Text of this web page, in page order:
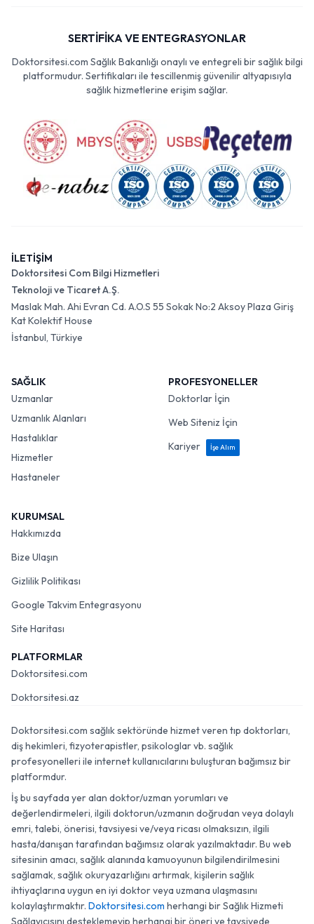
SERTİFİKA VE ENTEGRASYONLAR
Doktorsitesi.com Sağlık Bakanlığı onaylı ve entegreli bir sağlık bilgi
platformudur. Sertifikaları ile tescillenmiş güvenilir altyapısıyla
sağlık hizmetlerine erişim sağlar.
İLETİŞİM
Doktorsitesi Com Bilgi Hizmetleri
Teknoloji ve Ticaret A.Ş.
Maslak Mah. Ahi Evran Cd. A.O.S 55 Sokak No:2 Aksoy Plaza Giriş
Kat Kolektif House
İstanbul, Türkiye
SAĞLIK
Uzmanlar
Uzmanlık Alanları
Hastalıklar
Hizmetler
Hastaneler
PROFESYONELLER
Doktorlar İçin
Web Siteniz İçin
Kariyer
İşe Alım
KURUMSAL
Hakkımızda
Bize Ulaşın
Gizlilik Politikası
Google Takvim Entegrasyonu
Site Haritası
PLATFORMLAR
Doktorsitesi.com
Doktorsitesi.az
Doktorsitesi.com sağlık sektöründe hizmet veren tıp doktorları,
diş hekimleri, fizyoterapistler, psikologlar vb. sağlık
profesyonelleri ile internet kullanıcılarını buluşturan bağımsız bir
platformdur.
İş bu sayfada yer alan doktor/uzman yorumları ve
değerlendirmeleri, ilgili doktorun/uzmanın doğrudan veya dolaylı
emri, talebi, önerisi, tavsiyesi ve/veya ricası olmaksızın, ilgili
hasta/danışan tarafından bağımsız olarak yazılmaktadır. Bu web
sitesinin amacı, sağlık alanında kamuoyunun bilgilendirilmesini
sağlamak, sağlık okuryazarlığını artırmak, kişilerin sağlık
ihtiyaçlarına uygun en iyi doktor veya uzmana ulaşmasını
kolaylaştırmaktır. Doktorsitesi.com herhangi bir Sağlık Hizmeti
Sağlayıcısını desteklemeyip herhangi bir öneri ve tavsiyede